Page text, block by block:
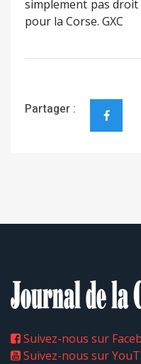
simplement pas droit
pour la Corse. GXC
Partager :
Suivez-nous sur
Suivez-nous sur